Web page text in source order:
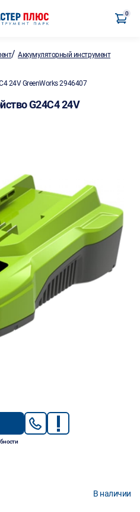
0
/Аккумуляторный инструмент
24V GreenWorks 2946407
G24С4 24V
В наличии